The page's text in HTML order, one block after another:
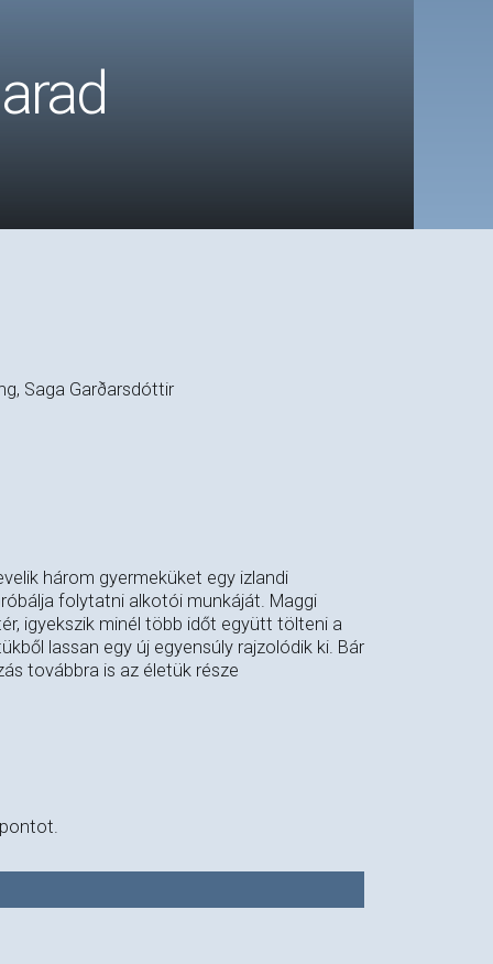
Saga Garðarsdóttir
három gyermeküket egy izlandi
folytatni alkotói munkáját. Maggi
igyekszik minél több időt együtt tölteni a
lassan egy új egyensúly rajzolódik ki. Bár
továbbra is az életük része